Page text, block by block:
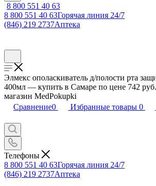
8 800 551 40 63
8 800 551 40 63Горячая линия 24/7
(846) 219 2737Аптека
Элмекс ополаскиватель д/полости рта
400мл — купить в Самаре по цене 742
магазин MedPokupki
Сравнение0 Избранные товары 0
Телефоны
8 800 551 40 63Горячая линия 24/7
(846) 219 2737Аптека